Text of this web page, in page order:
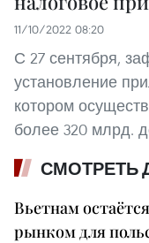
11/10/2022 08:20
С 27 сентября,
установление
котором
более 320 млрд.
СМОТРЕТЬ
Вьетнам
рынком для